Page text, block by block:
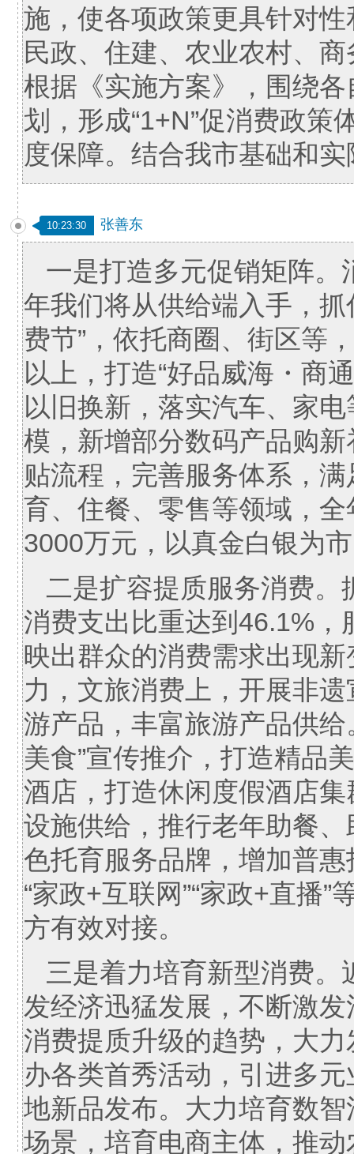
施，使各项政策更具针对
民政、住建、农业农村、
根据《实施方案》，围绕
划，形成“1+N”促消费政策
度保障。结合我市基础和
10:23:30 张善东
一是打造多元促销矩阵
年我们将从供给端入手，抓
费节”，依托商圈、街区等
以上，打造“好品威海・商
以旧换新，落实汽车、家
模，新增部分数码产品购
贴流程，完善服务体系，
育、住餐、零售等领域，
3000万元，以真金白银为
二是扩容提质服务消费
消费支出比重达到46.1%
映出群众的消费需求出现
力，文旅消费上，开展非
游产品，丰富旅游产品供
美食”宣传推介，打造精品
酒店，打造休闲度假酒店
设施供给，推行老年助餐
色托育服务品牌，增加普
“家政+互联网”“家政+直播
方有效对接。
三是着力培育新型消费
发经济迅猛发展，不断激
消费提质升级的趋势，大
办各类首秀活动，引进多
地新品发布。大力培育数
场景，培育电商主体，推